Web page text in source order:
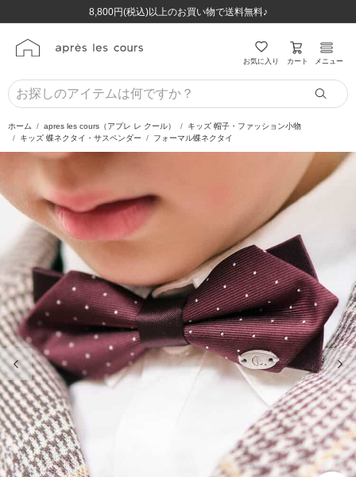
8,800円(税込)以上のお買い物で送料無料♪
ほぼ全品半額！！8/12(水)お昼12:59まで！！
8,800円(税込)以上のお買い物で送料無料♪
ほぼ全品半額！！8/12(水)お昼12:59まで！！
お気に入り カート メニュー
ホーム apres les cours（アプレ レ クール）
キッズ 帽子・ファッション小物
キッズ 蝶ネクタイ・サスペンダー
フォーマル蝶ネクタイ
前の画像 次